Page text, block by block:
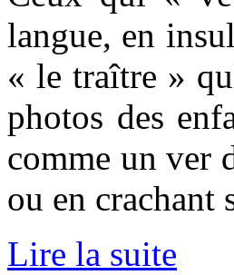
langue, en
« le traître »
photos des
comme un ver
ou en crachant
Lire la suite